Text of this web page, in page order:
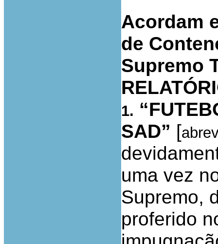
Acordam
de
Supremo
1.
SAD” [
uma vez
Supremo,
proferido